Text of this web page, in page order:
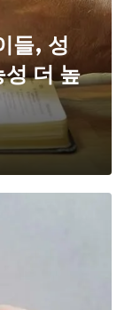
들, 성
성 더 높